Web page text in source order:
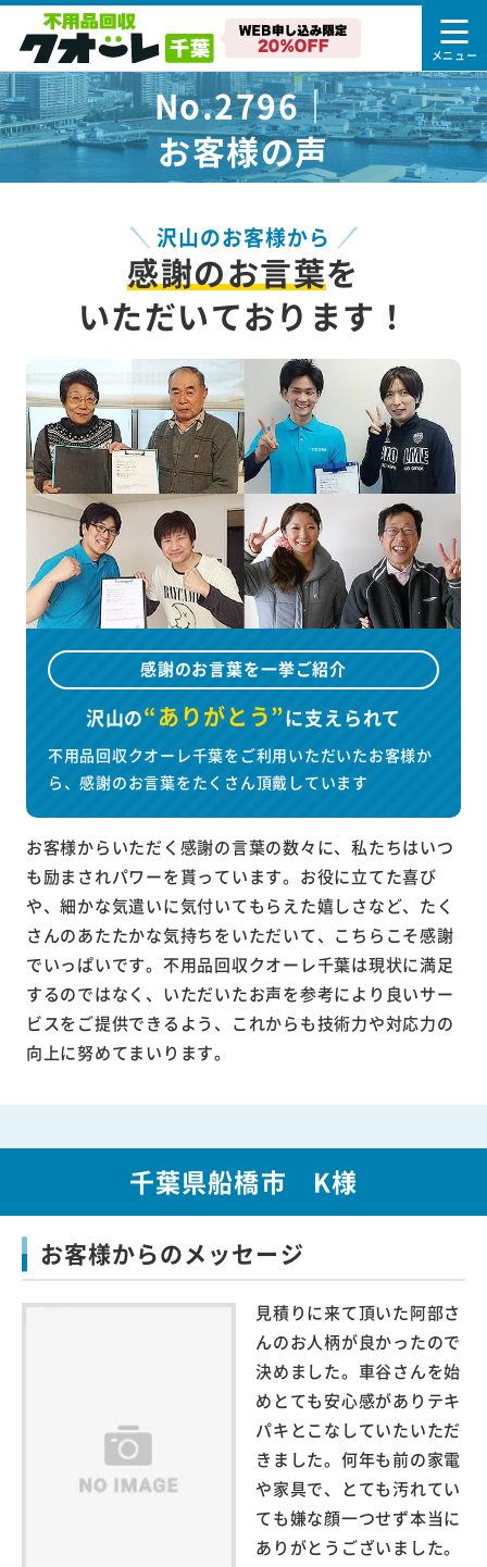
No.2796｜
お客様の声
沢山のお客様から
感謝のお言葉を
いただいております！
感謝のお言葉を一挙ご紹介
沢山の“ありがとう”に支えられて
不用品回収クオーレ千葉をご利用いただいたお客様か
ら、感謝のお言葉をたくさん頂戴しています
お客様からいただく感謝の言葉の数々に、私たちはいつ
も励まされパワーを貰っています。お役に立てた喜び
や、細かな気遣いに気付いてもらえた嬉しさなど、たく
さんのあたたかな気持ちをいただいて、こちらこそ感謝
でいっぱいです。不用品回収クオーレ千葉は現状に満足
するのではなく、いただいたお声を参考により良いサー
ビスをご提供できるよう、これからも技術力や対応力の
向上に努めてまいります。
千葉県船橋市 K様
お客様からのメッセージ
見積りに来て頂いた阿部さ
んのお人柄が良かったので
決めました。車谷さんを始
めとても安心感がありテキ
パキとこなしていたいただ
きました。何年も前の家電
や家具で、とても汚れてい
ても嫌な顔一つせず本当に
ありがとうございました。